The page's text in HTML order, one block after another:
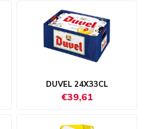
DUVEL 24X33CL
€39,61